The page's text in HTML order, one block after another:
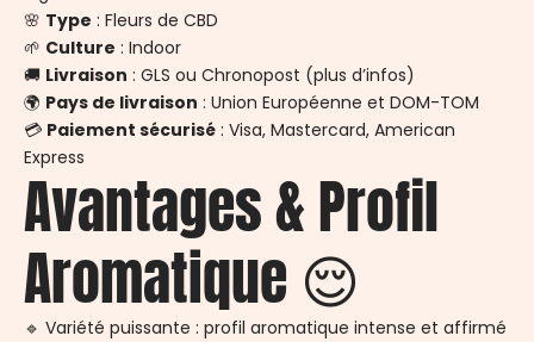
🌸 Type : Fleurs de CBD
🌱 Culture : Indoor
🚚 Livraison : GLS ou Chronopost (plus d’infos)
🌍 Pays de livraison : Union Européenne et DOM-TOM
💳 Paiement sécurisé : Visa, Mastercard, American
Express
Avantages & Profil
Aromatique 😌
🔹 Variété puissante : profil aromatique intense et affirmé